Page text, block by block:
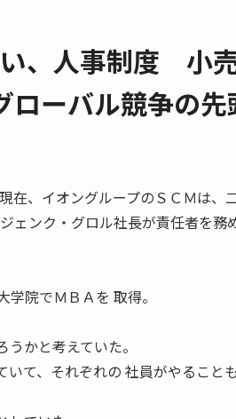
、人事制度 小
ーバル競争の先
、イオングループのＳＣＭは、
ェンク・グロル社長が責任者を務
院でＭＢＡを 取得。
かと考えていた。
て、それぞれの 社員がやること